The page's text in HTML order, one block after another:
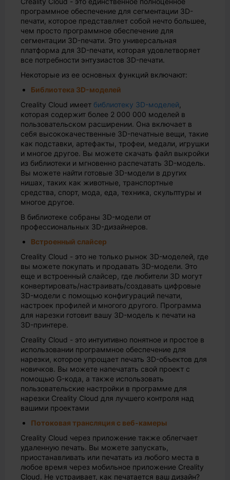
программное обеспечение для сегментации 3D-
печати, которое представляет собой нечто большее,
чем просто программное обеспечение для
сегментации 3D-печати. Это универсальная
платформа для 3D-печати, которая удовлетворяет
все потребности энтузиастов 3D-печати.
Некоторые из ее основных функций включают:
Библиотека 3D-моделей
Creality Cloud имеет библиотеку 3D-моделей
которая содержит более 2 000 000 моделей в
пользовательском расширении. Она включает в
себя высококачественные 3D-печатные вещи, такие
как подставки, артефакты, трофеи, медали, игрушки
и многое другое. Вы можете скачать файл выкройки
из библиотеки и мгновенно распечатать 3D-модель.
Вы можете найти готовые 3D-модели в других
нишах, таких как животные, транспортные
средства, спорт, мода, еда, техника, скульптуры и
многое другое.
В библиотеке собраны 3D-модели от
профессиональных 3D-дизайнеров.
Встроенный слайсер
Creality Cloud - это не только рынок 3D-моделей, где
вы можете покупать и продавать 3D-модели. Это
еще и встроенный слайсер, где любители 3D могут
конвертировать/настраивать/создавать цифровые
3D-модели с помощью конфигураций печати,
настроек профилей и многого другого. Программа
для нарезки готовит вашу 3D-модель к печати на
3D-принтере.
Creality Cloud - это интуитивно понятное и простое в
использовании программное обеспечение для
нарезки, которое упрощает печать 3D-объектов для
новичков. Вы можете напечатать свой проект с
помощью G-кода, а также использовать
пользовательские настройки в программе для
нарезки Creality Cloud для лучшего контроля над
вашими проектами
Потоковая трансляция с веб-камеры
Creality Cloud через приложение также облегчает
удаленную печать. Вы можете запускать,
приостанавливать или печатать из любого места в
любое время через мобильное приложение Creality
Cloud. Не устраивает, как печатается ваш дизайн?